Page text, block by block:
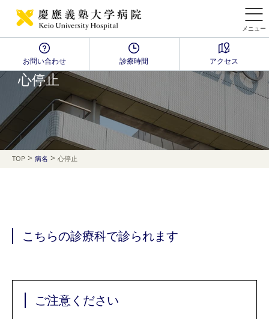
メニュー
お問い合わせ 診療時間 アクセス
Disease Name Search
心停止
TOP > 病名 > 心停止
こちらの診療科で診られます
ご注意ください